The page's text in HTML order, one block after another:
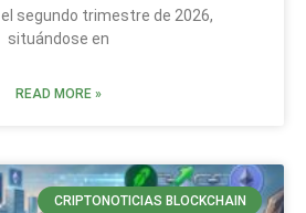
segundo trimestre de 2026,
situándose en
READ MORE »
CRIPTONOTICIAS BLOCKCHAIN